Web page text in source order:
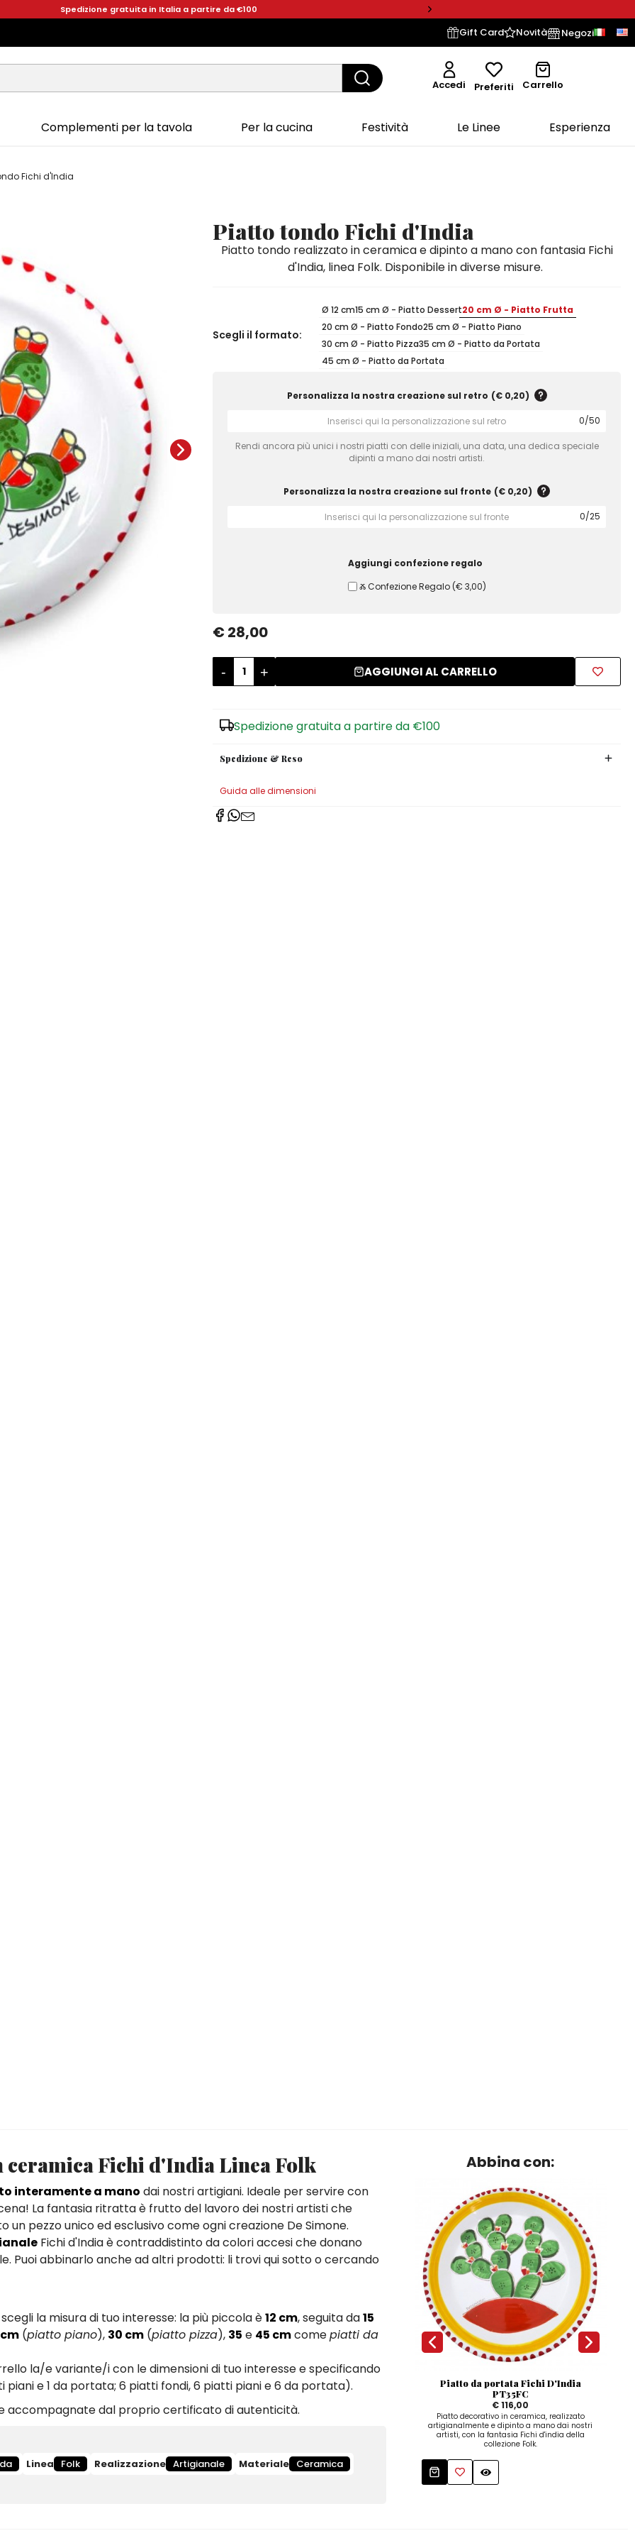
Spedizione gratuita in Italia a partire da €100
Gift Card Novità Negozi
Accedi Preferiti Carrello
Complementi per la tavola Per la cucina Festività Le Linee Esperienza
Fichi d'India
Piatto tondo Fichi d'India
Piatto tondo realizzato in ceramica e dipinto a mano con fantasia Fichi
d'India, linea Folk. Disponibile in diverse misure.
Scegli il formato:
Ø 12 cm15 cm Ø - Piatto Dessert20 cm Ø - Piatto Frutta
20 cm Ø - Piatto Fondo25 cm Ø - Piatto Piano
30 cm Ø - Piatto Pizza35 cm Ø - Piatto da Portata
45 cm Ø - Piatto da Portata
Personalizza la nostra creazione sul retro (€ 0,20)
0/50
Rendi ancora più unici i nostri piatti con delle iniziali, una data, una dedica speciale
dipinti a mano dai nostri artisti.
Personalizza la nostra creazione sul fronte (€ 0,20)
0/25
Aggiungi confezione regalo
Ⰶ Confezione Regalo (€ 3,00)
€ 28,00
- + AGGIUNGI AL CARRELLO
Spedizione gratuita a partire da €100
Spedizione & Reso
Guida alle dimensioni
Fichi d'India Linea Folk
interamente a mano dai nostri artigiani. Ideale per servire con
La fantasia ritratta è frutto del lavoro dei nostri artisti che
un pezzo unico ed esclusivo come ogni creazione De Simone.
Fichi d'India è contraddistinto da colori accesi che donano
Puoi abbinarlo anche ad altri prodotti: li trovi qui sotto o cercando
la misura di tuo interesse: la più piccola è12 cm, seguita da15
(piatto piano), 30 cm (piatto pizza), 35 e 45 cmcomepiatti da
la/e variante/i con le dimensioni di tuo interesse e specificando
e 1 da portata; 6 piatti fondi, 6 piatti piani e 6 da portata).
accompagnate dal proprio certificato di autenticità.
Linea Folk Realizzazione Artigianale Materiale Ceramica
Abbina con:
Piatto da portata Fichi D'India
PT35FC
€ 116,00
Piatto decorativo in ceramica, realizzato
artigianalmente e dipinto a mano dai nostri
artisti, con la fantasia Fichi d'india della
collezione Folk.